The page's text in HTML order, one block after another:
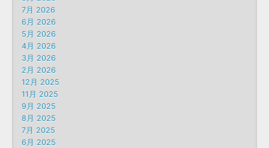
7月 2026
6月 2026
5月 2026
4月 2026
3月 2026
2月 2026
12月 2025
11月 2025
9月 2025
8月 2025
7月 2025
6月 2025